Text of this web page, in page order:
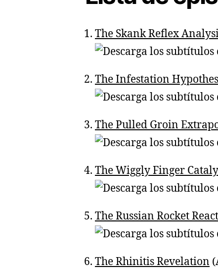
The Skank Reflex
The Infestation
The Pulled Groin
The Wiggly Finger
The Russian Rocket
The Rhinitis Revelation